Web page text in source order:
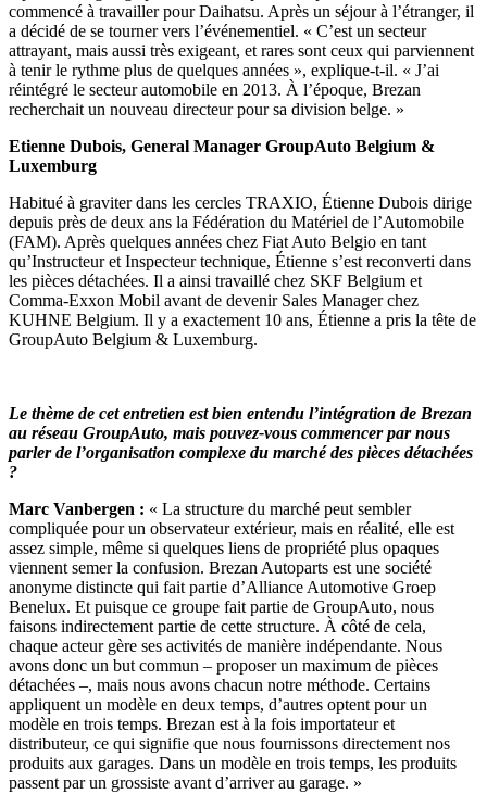
commencé à travailler pour Daihatsu. Après un séjour à l’étranger, il
a décidé de se tourner vers l’événementiel. « C’est un secteur
attrayant, mais aussi très exigeant, et rares sont ceux qui parviennent
à tenir le rythme plus de quelques années », explique-t-il. « J’ai
réintégré le secteur automobile en 2013. À l’époque, Brezan
recherchait un nouveau directeur pour sa division belge. »
Etienne Dubois, General Manager GroupAuto Belgium &
Luxemburg
Habitué à graviter dans les cercles TRAXIO, Étienne Dubois dirige
depuis près de deux ans la Fédération du Matériel de l’Automobile
(FAM). Après quelques années chez Fiat Auto Belgio en tant
qu’Instructeur et Inspecteur technique, Étienne s’est reconverti dans
les pièces détachées. Il a ainsi travaillé chez SKF Belgium et
Comma-Exxon Mobil avant de devenir Sales Manager chez
KUHNE Belgium. Il y a exactement 10 ans, Étienne a pris la tête de
GroupAuto Belgium & Luxemburg.
Le thème de cet entretien est bien entendu l’intégration de Brezan
au réseau GroupAuto, mais pouvez-vous commencer par nous
parler de l’organisation complexe du marché des pièces détachées
?
Marc Vanbergen : « La structure du marché peut sembler
compliquée pour un observateur extérieur, mais en réalité, elle est
assez simple, même si quelques liens de propriété plus opaques
viennent semer la confusion. Brezan Autoparts est une société
anonyme distincte qui fait partie d’Alliance Automotive Groep
Benelux. Et puisque ce groupe fait partie de GroupAuto, nous
faisons indirectement partie de cette structure. À côté de cela,
chaque acteur gère ses activités de manière indépendante. Nous
avons donc un but commun – proposer un maximum de pièces
détachées –, mais nous avons chacun notre méthode. Certains
appliquent un modèle en deux temps, d’autres optent pour un
modèle en trois temps. Brezan est à la fois importateur et
distributeur, ce qui signifie que nous fournissons directement nos
produits aux garages. Dans un modèle en trois temps, les produits
passent par un grossiste avant d’arriver au garage. »